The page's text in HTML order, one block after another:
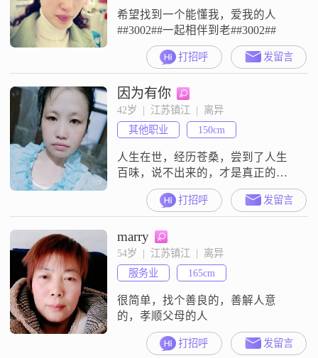
希望找到一个能懂我，爱我的人
##3002##一起相伴到老##3002##
打招呼 发留言
因为有你
42岁  |  江苏镇江  |  离异
其他职业
150cm
人生在世，经历苍桑，尝到了人生
百味，说不出来的，才是真正的
苦。不会被理解的才是苦。
打招呼 发留言
marry
54岁  |  江苏镇江  |  离异
服务业
165cm
很简单，找个善良的，善解人意
的，孝顺父母的人
打招呼 发留言